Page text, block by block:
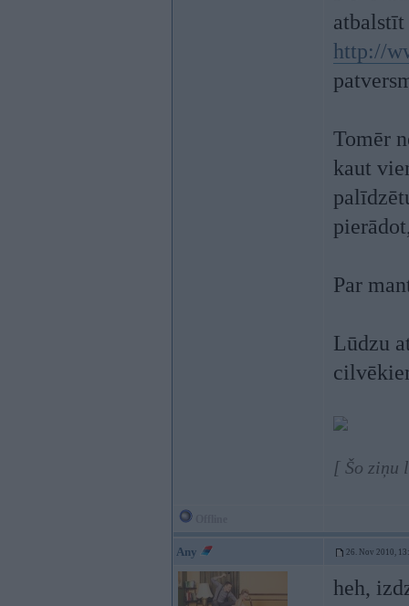
http://
Tomēr
kaut
Par
Lūdzu
[ Šo ziņu
Any 26. Nov 2010,
heh,